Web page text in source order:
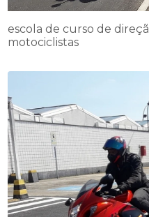
escola de curso de
motociclistas